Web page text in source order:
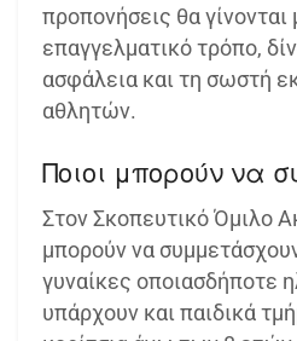
προπονήσεις θα
επαγγελματικό τρόπο,
ασφάλεια και τη σωστή
αθλητών.
Ποιοι μπορούν να
Στον Σκοπευτικό Όμιλο
μπορούν να
γυναίκες οποιασδήποτε
υπάρχουν και παιδικά